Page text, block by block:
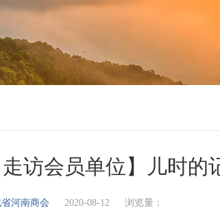
访会员单位】儿时
河南商会 2020-08-12 浏览量：